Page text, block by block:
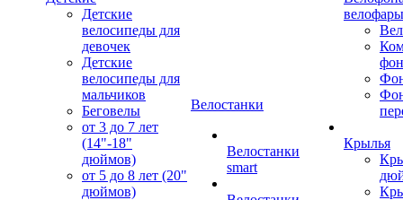
Детские
велосипеды для
девочек
Детские
велосипеды для
мальчиков
Беговелы
от 3 до 7 лет
(14"-18"
дюймов)
от 5 до 8 лет (20"
дюймов)
Велостанки
Велостанки
smart
велофары
Крылья